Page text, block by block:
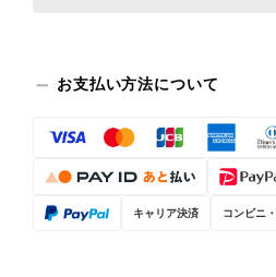
お支払い方法について
キャリア決済 コンビニ